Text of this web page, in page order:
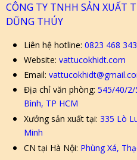
CÔNG TY TNHH SẢN XUẤT
DŨNG THÚY
Liên hệ hotline: 0823 468
Website: vattucokhidt.com
Email:
Địa chỉ văn phòng: 545/40/2/
Bình, TP HCM
Xưởng sản xuất tại: 335 Lò
Minh
CN tại Hà Nội: Phùng Xá,